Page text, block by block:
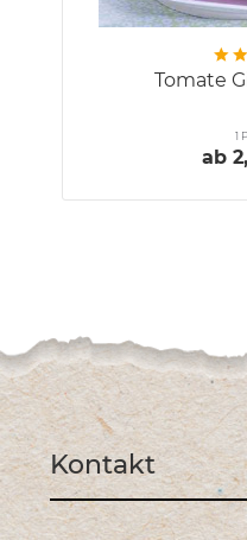
Tomate
1
ab
Kontakt